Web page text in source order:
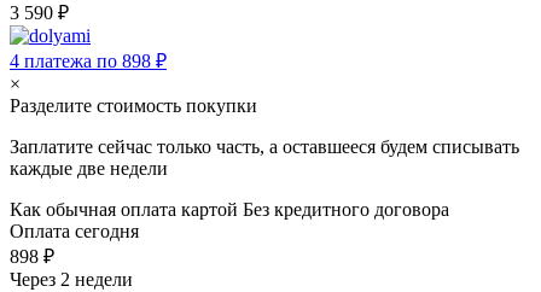
3 590 ₽
4 платежа по 898 ₽
×
Разделите стоимость покупки
Заплатите сейчас только часть, а оставшееся будем списывать
каждые две недели
Как обычная оплата картой Без кредитного договора
Оплата сегодня
898 ₽
Через 2 недели